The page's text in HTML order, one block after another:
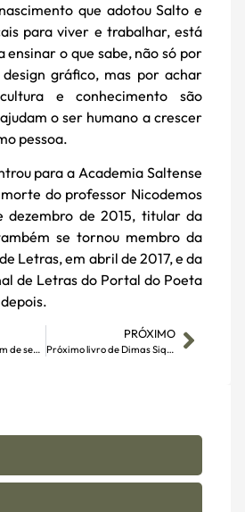
que adotou Salto e
para viver e trabalhar, está
ensinar o que sabe, não só por
gráfico, mas por achar
e conhecimento são
o ser humano a crescer
pessoa.
para a Academia Saltense
do professor Nicodemos
dezembro de 2015, titular da
se tornou membro da
Letras, em abril de 2017, e da
de Letras do Portal do Poeta
Academia perde um de seus fundadores
PRÓXIMO
Próximo livro de Dimas Siqueira Silva fala de fada que domina lobisomens